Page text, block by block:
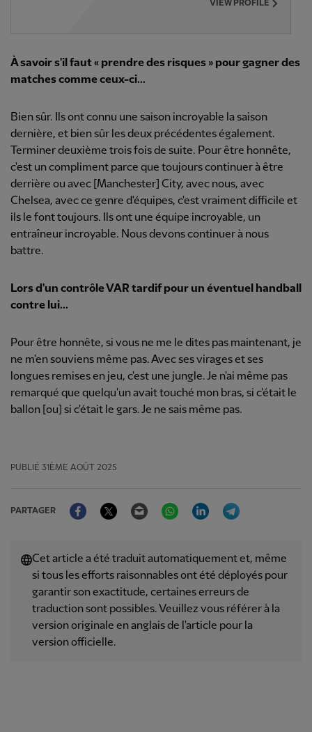
VIEW PROFILE
À savoir s'il faut « prendre des risques » pour gagner des
matches comme ceux-ci...
Bien sûr. Ils ont connu une saison incroyable la saison
dernière, et bien sûr les deux précédentes également.
Terminer deuxième trois fois de suite. Pour être honnête,
c'est un compliment parce que toujours continuer à être
derrière ou avec [Manchester] City, avec nous, avec
Chelsea, avec ce genre d'équipes, c'est vraiment difficile et
ils le font toujours. Ils ont une équipe incroyable, un
entraîneur incroyable. Nous devons continuer à nous
battre.
Lors d'un contrôle VAR tardif pour un éventuel handball
contre lui...
Pour être honnête, si vous ne me le dites pas maintenant, je
ne m'en souviens même pas. Avec ses virages et ses
longues remises en jeu, c'est une jungle. Je n'ai même pas
remarqué que quelqu'un avait touché mon bras, si c'était le
ballon [ou] si c'était le gars. Je ne sais même pas.
PUBLIÉ 31ÈME AOÛT 2025
PARTAGER
FacebookTwitter Email WhatsAppLinkedIn
Cet article a été traduit automatiquement et, même
si tous les efforts raisonnables ont été déployés pour
garantir son exactitude, certaines erreurs de
traduction sont possibles. Veuillez vous référer à la
version originale en anglais de l'article pour la
version officielle.